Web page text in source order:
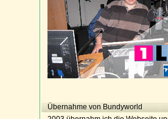
Übernahme von Bundyworld